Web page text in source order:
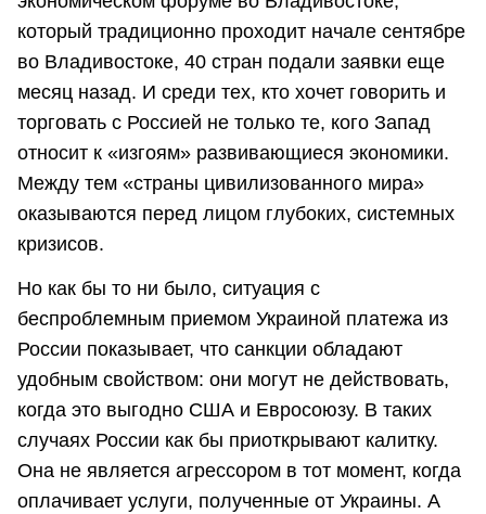
который традиционно проходит начале сентябре
во Владивостоке, 40 стран подали заявки еще
месяц назад. И среди тех, кто хочет говорить и
торговать с Россией не только те, кого Запад
относит к «изгоям» развивающиеся экономики.
Между тем «страны цивилизованного мира»
оказываются перед лицом глубоких, системных
кризисов.
Но как бы то ни было, ситуация с
беспроблемным приемом Украиной платежа из
России показывает, что санкции обладают
удобным свойством: они могут не действовать,
когда это выгодно США и Евросоюзу. В таких
случаях России как бы приоткрывают калитку.
Она не является агрессором в тот момент, когда
оплачивает услуги, полученные от Украины. А